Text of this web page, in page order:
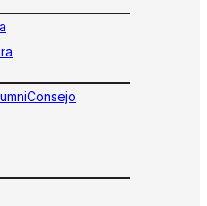
Consejo